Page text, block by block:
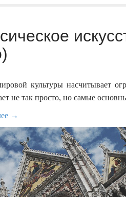
культуры насчитывает
не так просто, но самые
→